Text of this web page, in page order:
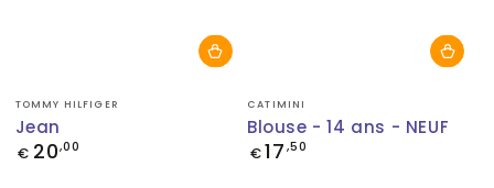
Fournisseur:
TOMMY HILFIGER
Jean
Prix
€ 20,00
Fournisseur:
CATIMINI
Blouse - 14 ans - NEUF
Prix
€17 ,50